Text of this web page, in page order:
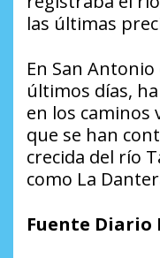
las últimas
En San
últimos días,
en los caminos
que se han
crecida del río
como La
Fuente Diario